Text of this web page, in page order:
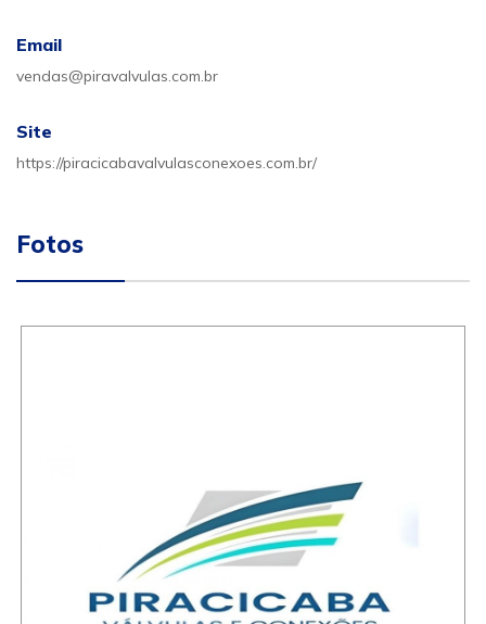
Email
vendas@piravalvulas.com.br
Site
https://piracicabavalvulasconexoes.com.br/
Fotos